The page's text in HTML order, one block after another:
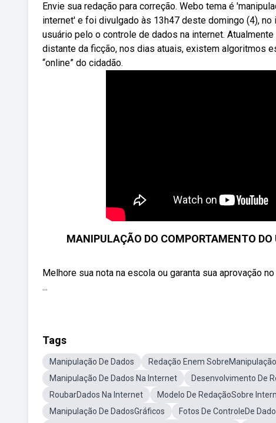
Envie sua redação para correção. Webo tema é
internet' e foi divulgado às 13h47 deste domingo (4),
usuário pelo o controle de dados na internet.
distante da ficção, nos dias atuais, existem algoritmos
“online” do cidadão.
MANIPULAÇÃO DO COMPORTAMENTO
Melhore sua nota na escola ou garanta sua aprovação
...
Tags
Manipulação De Dados Redação Enem
Manipulação De Dados Na Internet
Desenvolvimento De
RoubarDados Na Internet
Modelo De RedaçãoSobre
Manipulação De DadosGráficos
Fotos De ControleDe